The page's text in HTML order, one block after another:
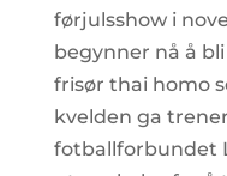
førjulsshow i
begynner nå å
frisør thai homo
kvelden ga
fotballforbundet